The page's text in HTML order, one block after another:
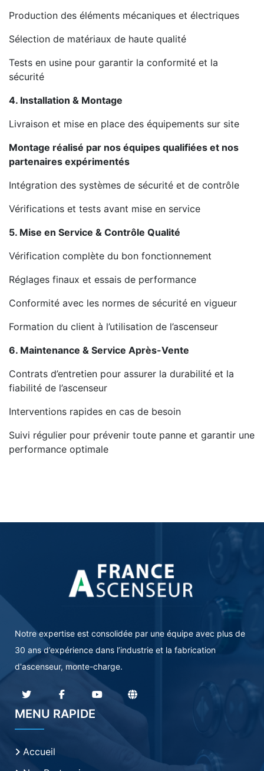
Production des éléments mécaniques et électriques
Sélection de matériaux de haute qualité
Tests en usine pour garantir la conformité et la
sécurité
4. Installation & Montage
Livraison et mise en place des équipements sur site
Montage réalisé par nos équipes qualifiées et nos
partenaires expérimentés
Intégration des systèmes de sécurité et de contrôle
Vérifications et tests avant mise en service
5. Mise en Service & Contrôle Qualité
Vérification complète du bon fonctionnement
Réglages finaux et essais de performance
Conformité avec les normes de sécurité en vigueur
Formation du client à l’utilisation de l’ascenseur
6. Maintenance & Service Après-Vente
Contrats d’entretien pour assurer la durabilité et la
fiabilité de l’ascenseur
Interventions rapides en cas de besoin
Suivi régulier pour prévenir toute panne et garantir une
performance optimale
Notre expertise est consolidée par une équipe avec plus de
30 ans d’expérience dans l’industrie et la fabrication
d'ascenseur, monte-charge.
MENU RAPIDE
Accueil